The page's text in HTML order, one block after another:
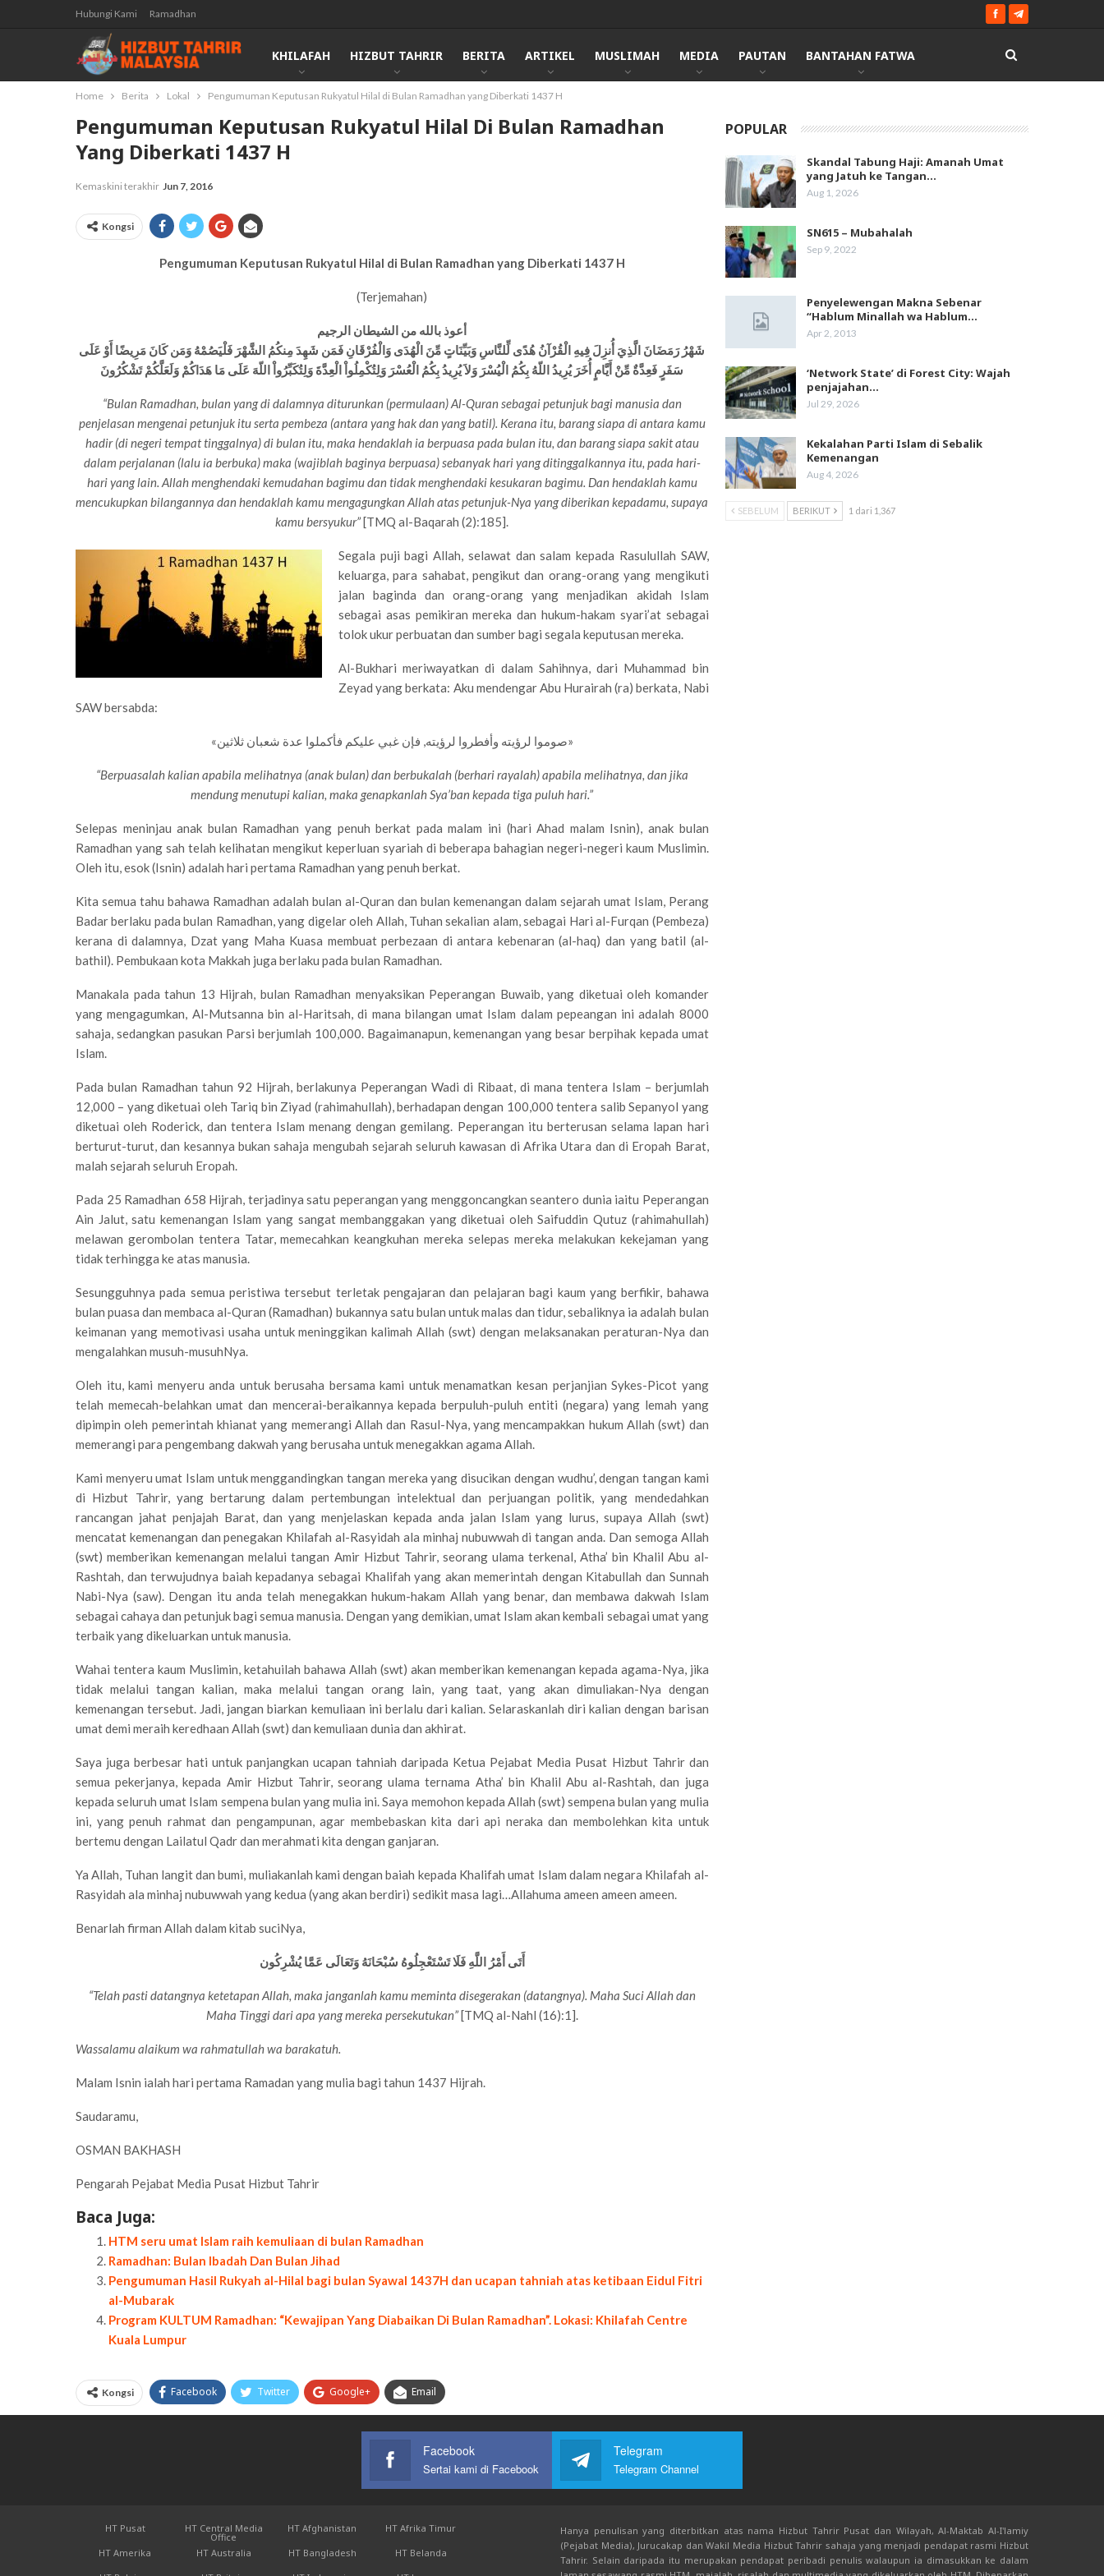
Hubungi Kami Ramadhan
KHILAFAH HIZBUT TAHRIR BERITA ARTIKEL MUSLIMAH MEDIA PAUTAN BANTAHAN FATWA
Home Berita Lokal Pengumuman Keputusan Rukyatul Hilal di Bulan Ramadhan yang Diberkati 1437 H
Pengumuman Keputusan Rukyatul Hilal Di Bulan Ramadhan
Yang Diberkati 1437 H
Kemaskini terakhir Jun 7, 2016
Kongsi
Pengumuman Keputusan Rukyatul Hilal di Bulan Ramadhan yang Diberkati 1437 H
(Terjemahan)
أعوذ بالله من الشيطان الرجيم
شَهْرُ رَمَضَانَ الَّذِيَ أُنزِلَ فِيهِ الْقُرْآنُ هُدًى لِّلنَّاسِ وَبَيِّنَاتٍ مِّنَ الْهُدَى وَالْفُرْقَانِ فَمَن شَهِدَ مِنكُمُ الشَّهْرَ فَلْيَصُمْهُ وَمَن كَانَ مَرِيضًا أَوْ عَلَى
سَفَرٍ فَعِدَّةٌ مِّنْ أَيَّامٍ أُخَرَ يُرِيدُ اللّهُ بِكُمُ الْيُسْرَ وَلاَ يُرِيدُ بِكُمُ الْعُسْرَ وَلِتُكْمِلُواْ الْعِدَّةَ وَلِتُكَبِّرُواْ اللّهَ عَلَى مَا هَدَاكُمْ وَلَعَلَّكُمْ تَشْكُرُونَ
“Bulan Ramadhan, bulan yang di dalamnya diturunkan (permulaan) Al-Quran sebagai petunjuk bagi manusia dan
penjelasan mengenai petunjuk itu serta pembeza (antara yang hak dan yang batil). Kerana itu, barang siapa di antara kamu
hadir (di negeri tempat tinggalnya) di bulan itu, maka hendaklah ia berpuasa pada bulan itu, dan barang siapa sakit atau
dalam perjalanan (lalu ia berbuka) maka (wajiblah baginya berpuasa) sebanyak hari yang ditinggalkannya itu, pada hari-
hari yang lain. Allah menghendaki kemudahan bagimu dan tidak menghendaki kesukaran bagimu. Dan hendaklah kamu
mencukupkan bilangannya dan hendaklah kamu mengagungkan Allah atas petunjuk-Nya yang diberikan kepadamu, supaya
kamu bersyukur”[TMQ al-Baqarah (2):185].
Segala puji bagi Allah, selawat dan salam kepada Rasulullah SAW,
keluarga, para sahabat, pengikut dan orang-orang yang mengikuti
jalan baginda dan orang-orang yang menjadikan akidah Islam
sebagai asas pemikiran mereka dan hukum-hakam syari’at sebagai
tolok ukur perbuatan dan sumber bagi segala keputusan mereka.
Al-Bukhari meriwayatkan di dalam Sahihnya, dari Muhammad bin
Zeyad yang berkata: Aku mendengar Abu Hurairah (ra) berkata, Nabi
SAW bersabda:
«صوموا لرؤيته وأفطروا لرؤيته, فإن غبي عليكم فأكملوا عدة شعبان ثلاثين»
“Berpuasalah kalian apabila melihatnya (anak bulan) dan berbukalah (berhari rayalah) apabila melihatnya, dan jika
mendung menutupi kalian, maka genapkanlah Sya’ban kepada tiga puluh hari.”
Selepas meninjau anak bulan Ramadhan yang penuh berkat pada malam ini (hari Ahad malam Isnin), anak bulan
Ramadhan yang sah telah kelihatan mengikut keperluan syariah di beberapa bahagian negeri-negeri kaum Muslimin.
Oleh itu, esok (Isnin) adalah hari pertama Ramadhan yang penuh berkat.
Kita semua tahu bahawa Ramadhan adalah bulan al-Quran dan bulan kemenangan dalam sejarah umat Islam, Perang
Badar berlaku pada bulan Ramadhan, yang digelar oleh Allah, Tuhan sekalian alam, sebagai Hari al-Furqan (Pembeza)
kerana di dalamnya, Dzat yang Maha Kuasa membuat perbezaan di antara kebenaran (al-haq) dan yang batil (al-
bathil). Pembukaan kota Makkah juga berlaku pada bulan Ramadhan.
Manakala pada tahun 13 Hijrah, bulan Ramadhan menyaksikan Peperangan Buwaib, yang diketuai oleh komander
yang mengagumkan, Al-Mutsanna bin al-Haritsah, di mana bilangan umat Islam dalam pepeangan ini adalah 8000
sahaja, sedangkan pasukan Parsi berjumlah 100,000. Bagaimanapun, kemenangan yang besar berpihak kepada umat
Islam.
Pada bulan Ramadhan tahun 92 Hijrah, berlakunya Peperangan Wadi di Ribaat, di mana tentera Islam – berjumlah
12,000 – yang diketuai oleh Tariq bin Ziyad (rahimahullah), berhadapan dengan 100,000 tentera salib Sepanyol yang
diketuai oleh Roderick, dan tentera Islam menang dengan gemilang. Peperangan itu berterusan selama lapan hari
berturut-turut, dan kesannya bukan sahaja mengubah sejarah seluruh kawasan di Afrika Utara dan di Eropah Barat,
malah sejarah seluruh Eropah.
Pada 25 Ramadhan 658 Hijrah, terjadinya satu peperangan yang menggoncangkan seantero dunia iaitu Peperangan
Ain Jalut, satu kemenangan Islam yang sangat membanggakan yang diketuai oleh Saifuddin Qutuz (rahimahullah)
melawan gerombolan tentera Tatar, memecahkan keangkuhan mereka selepas mereka melakukan kekejaman yang
tidak terhingga ke atas manusia.
Sesungguhnya pada semua peristiwa tersebut terletak pengajaran dan pelajaran bagi kaum yang berfikir, bahawa
bulan puasa dan membaca al-Quran (Ramadhan) bukannya satu bulan untuk malas dan tidur, sebaliknya ia adalah bulan
keimanan yang memotivasi usaha untuk meninggikan kalimah Allah (swt) dengan melaksanakan peraturan-Nya dan
mengalahkan musuh-musuhNya.
Oleh itu, kami menyeru anda untuk berusaha bersama kami untuk menamatkan kesan perjanjian Sykes-Picot yang
telah memecah-belahkan umat dan mencerai-beraikannya kepada berpuluh-puluh entiti (negara) yang lemah yang
dipimpin oleh pemerintah khianat yang memerangi Allah dan Rasul-Nya, yang mencampakkan hukum Allah (swt) dan
memerangi para pengembang dakwah yang berusaha untuk menegakkan agama Allah.
Kami menyeru umat Islam untuk menggandingkan tangan mereka yang disucikan dengan wudhu’, dengan tangan kami
di Hizbut Tahrir, yang bertarung dalam pertembungan intelektual dan perjuangan politik, yang mendedahkan
rancangan jahat penjajah Barat, dan yang menjelaskan kepada anda jalan Islam yang lurus, supaya Allah (swt)
mencatat kemenangan dan penegakan Khilafah al-Rasyidah ala minhaj nubuwwah di tangan anda. Dan semoga Allah
(swt) memberikan kemenangan melalui tangan Amir Hizbut Tahrir, seorang ulama terkenal, Atha’ bin Khalil Abu al-
Rashtah, dan terwujudnya baiah kepadanya sebagai Khalifah yang akan memerintah dengan Kitabullah dan Sunnah
Nabi-Nya (saw). Dengan itu anda telah menegakkan hukum-hakam Allah yang benar, dan membawa dakwah Islam
sebagai cahaya dan petunjuk bagi semua manusia. Dengan yang demikian, umat Islam akan kembali sebagai umat yang
terbaik yang dikeluarkan untuk manusia.
Wahai tentera kaum Muslimin, ketahuilah bahawa Allah (swt) akan memberikan kemenangan kepada agama-Nya, jika
tidak melalui tangan kalian, maka melalui tangan orang lain, yang taat, yang akan dimuliakan-Nya dengan
kemenangan tersebut. Jadi, jangan biarkan kemuliaan ini berlalu dari kalian. Selaraskanlah diri kalian dengan barisan
umat demi meraih keredhaan Allah (swt) dan kemuliaan dunia dan akhirat.
Saya juga berbesar hati untuk panjangkan ucapan tahniah daripada Ketua Pejabat Media Pusat Hizbut Tahrir dan
semua pekerjanya, kepada Amir Hizbut Tahrir, seorang ulama ternama Atha’ bin Khalil Abu al-Rashtah, dan juga
kepada seluruh umat Islam sempena bulan yang mulia ini. Saya memohon kepada Allah (swt) sempena bulan yang mulia
ini, yang penuh rahmat dan pengampunan, agar membebaskan kita dari api neraka dan membolehkan kita untuk
bertemu dengan Lailatul Qadr dan merahmati kita dengan ganjaran.
Ya Allah, Tuhan langit dan bumi, muliakanlah kami dengan baiah kepada Khalifah umat Islam dalam negara Khilafah al-
Rasyidah ala minhaj nubuwwah yang kedua (yang akan berdiri) sedikit masa lagi…Allahuma ameen ameen ameen.
Benarlah firman Allah dalam kitab suciNya,
أَتَى أَمْرُ اللَّهِ فَلَا تَسْتَعْجِلُوهُ سُبْحَانَهُ وَتَعَالَى عَمَّا يُشْرِكُون
“Telah pasti datangnya ketetapan Allah, maka janganlah kamu meminta disegerakan (datangnya). Maha Suci Allah dan
Maha Tinggi dari apa yang mereka persekutukan”[TMQ al-Nahl (16):1].
Wassalamu alaikum wa rahmatullah wa barakatuh.
Malam Isnin ialah hari pertama Ramadan yang mulia bagi tahun 1437 Hijrah.
Saudaramu,
OSMAN BAKHASH
Pengarah Pejabat Media Pusat Hizbut Tahrir
Baca Juga:
HTM seru umat Islam raih kemuliaan di bulan Ramadhan
Ramadhan: Bulan Ibadah Dan Bulan Jihad
Pengumuman Hasil Rukyah al-Hilal bagi bulan Syawal 1437H dan ucapan tahniah atas ketibaan Eidul Fitri
al-Mubarak
Program KULTUM Ramadhan: “Kewajipan Yang Diabaikan Di Bulan Ramadhan”. Lokasi: Khilafah Centre
Kuala Lumpur
Kongsi Facebook Twitter Google+ Email
POPULAR
Skandal Tabung Haji: Amanah Umat
yang Jatuh ke Tangan…
Aug 1, 2026
SN615 – Mubahalah
Sep 9, 2022
Penyelewengan Makna Sebenar
“Hablum Minallah wa Hablum…
Apr 2, 2013
‘Network State’ di Forest City: Wajah
penjajahan…
Jul 29, 2026
Kekalahan Parti Islam di Sebalik
Kemenangan
Aug 4, 2026
SEBELUM BERIKUT 1 dari 1,367
Facebook
Sertai kami di Facebook
Telegram
Telegram Channel
HT Pusat HT Central Media
Office
HT Afghanistan
HT Afrika Timur
HT Amerika
HT Australia HT Bangladesh
HT Belanda
Hanya penulisan yang diterbitkan atas nama Hizbut Tahrir Pusat dan Wilayah, Al-Maktab Al-I'lamiy
(Pejabat Media), Jurucakap dan Wakil Media Hizbut Tahrir sahaja yang menjadi pendapat rasmi Hizbut
Tahrir. Selain daripada itu merupakan pendapat peribadi penulis walaupun ia dimasukkan ke dalam